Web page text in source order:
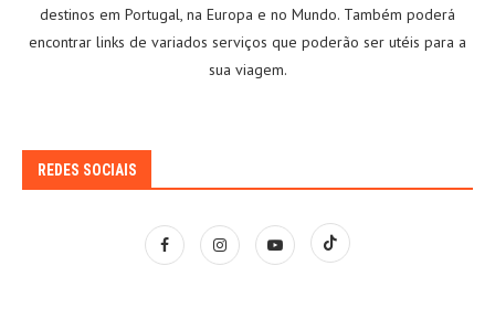
destinos em Portugal, na Europa e no Mundo. Também poderá
encontrar links de variados serviços que poderão ser utéis para a
sua viagem.
REDES SOCIAIS